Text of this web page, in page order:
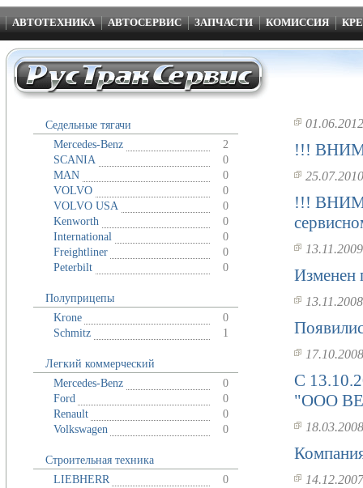
АВТОТЕХНИКА АВТОСЕРВИС ЗАПЧАСТИ КОМИССИЯ
Седельные тягачи
Mercedes-Benz
2
SCANIA
0
MAN
0
VOLVO
0
VOLVO USA
0
Kenworth
0
International
0
Freightliner
0
Peterbilt
0
Полуприцепы
Krone
0
Schmitz
1
Легкий коммерческий
Mercedes-Benz
0
Ford
0
Renault
0
Volkswagen
0
Строительная техника
LIEBHERR
0
01.06.2012
!!!
25.07.2010
!!!
13.11.2009
Изменен
13.11.2008
17.10.2008
C
"ООО
18.03.2008
14.12.2007